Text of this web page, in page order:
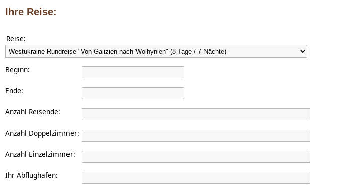
Ihre Reise:
Reise:
Beginn:
Ende:
Anzahl Reisende:
Anzahl Doppelzimmer:
Anzahl Einzelzimmer:
Ihr Abflughafen: